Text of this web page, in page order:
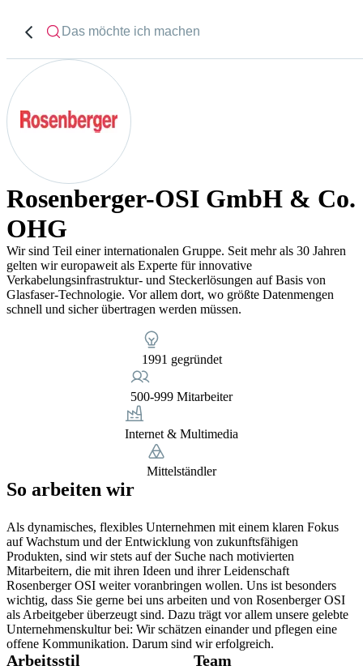
Rosenberger-OSI GmbH & Co.
OHG
Wir sind Teil einer internationalen Gruppe. Seit mehr als 30 Jahren
gelten wir europaweit als Experte für innovative
Verkabelungsinfrastruktur- und Steckerlösungen auf Basis von
Glasfaser-Technologie. Vor allem dort, wo größte Datenmengen
schnell und sicher übertragen werden müssen.
1991 gegründet
500-999 Mitarbeiter
Internet & Multimedia
Mittelständler
So arbeiten wir
Als dynamisches, flexibles Unternehmen mit einem klaren Fokus
auf Wachstum und der Entwicklung von zukunftsfähigen
Produkten, sind wir stets auf der Suche nach motivierten
Mitarbeitern, die mit ihren Ideen und ihrer Leidenschaft
Rosenberger OSI weiter voranbringen wollen. Uns ist besonders
wichtig, dass Sie gerne bei uns arbeiten und von Rosenberger OSI
als Arbeitgeber überzeugt sind. Dazu trägt vor allem unsere gelebte
Unternehmenskultur bei: Wir schätzen einander und pflegen eine
offene Kommunikation. Darum sind wir erfolgreich.
Arbeitsstil Team